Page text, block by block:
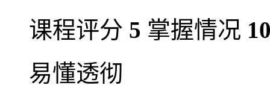
课程评分 5 掌握情况
易懂透彻